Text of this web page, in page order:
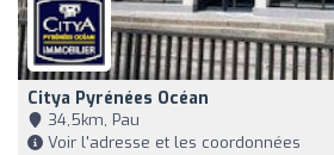
Citya Pyrénées Océan
34,5km, Pau
Voir l'adresse et les coordonnées